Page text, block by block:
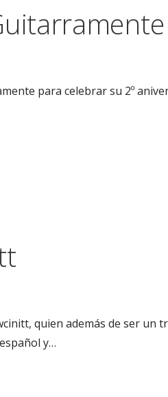
para celebrar su 2º
quien además de ser un
y…